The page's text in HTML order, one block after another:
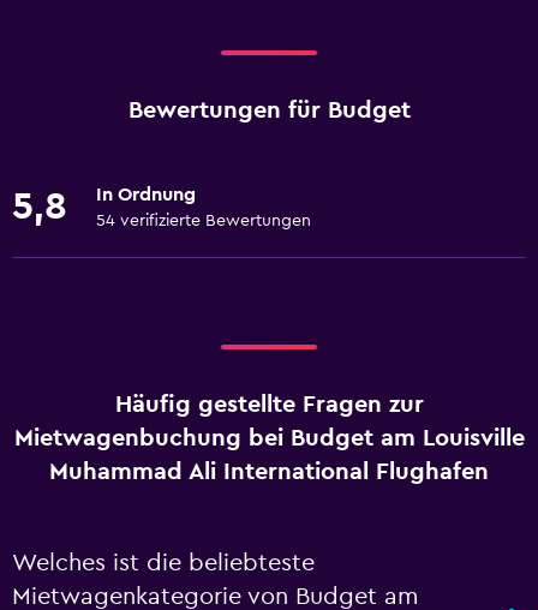
Bewertungen für Budget
5,8 In Ordnung
54 verifizierte Bewertungen
Häufig gestellte Fragen zur
Mietwagenbuchung bei Budget am Louisville
Muhammad Ali International Flughafen
Welches ist die beliebteste
Mietwagenkategorie von Budget am